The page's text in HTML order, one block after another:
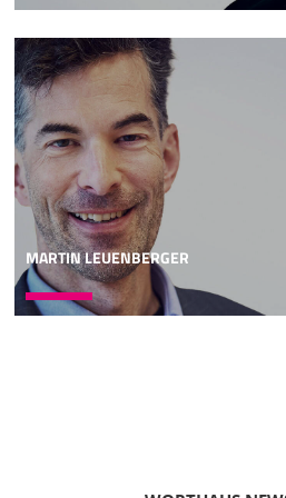
irgendwelche Zweifel oder
dem Gefühl und der Erfahrung
der Überzeugung, bedingungslos
für mich Kopf- und Herztheorie,
ja, herzlichen Glückwunsch,
nicht weiter interessant. Ich habe
Lebenserfahrung,
06:05
dass die meisten Menschen schon
zwischen dieser Lehre und der
existieren, daraus Kraft zu
sein, ist nochmal ein Unterschied.
MARTIN LEUENBERGER